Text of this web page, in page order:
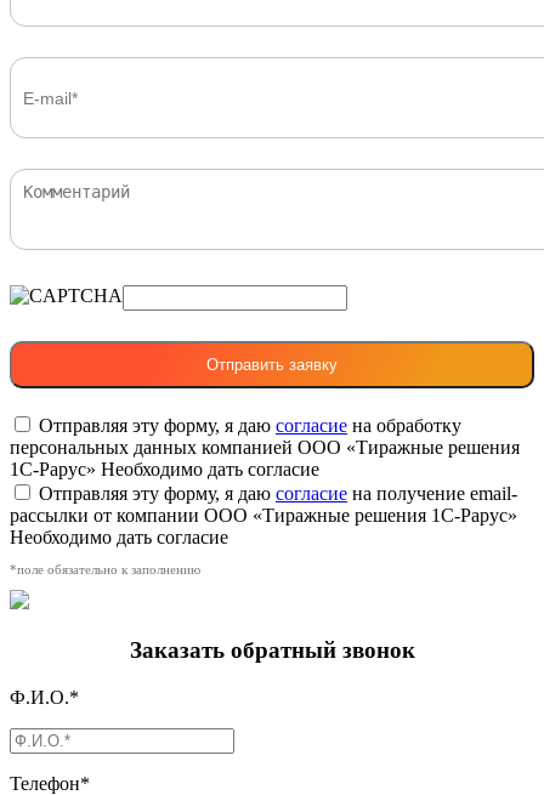
Отправляя эту форму, я даю согласие на обработку
персональных данных компанией ООО «Тиражные решения
1С-Рарус» Необходимо дать согласие
Отправляя эту форму, я даю согласие на получение email-
рассылки от компании ООО «Тиражные решения 1С-Рарус»
Необходимо дать согласие
*поле обязательно к заполнению
Заказать обратный звонок
Ф.И.О.*
Телефон*